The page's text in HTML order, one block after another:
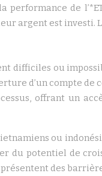
de
argent est investi.
difficiles ou
d’un compte
offrant un
ou
potentiel de
des